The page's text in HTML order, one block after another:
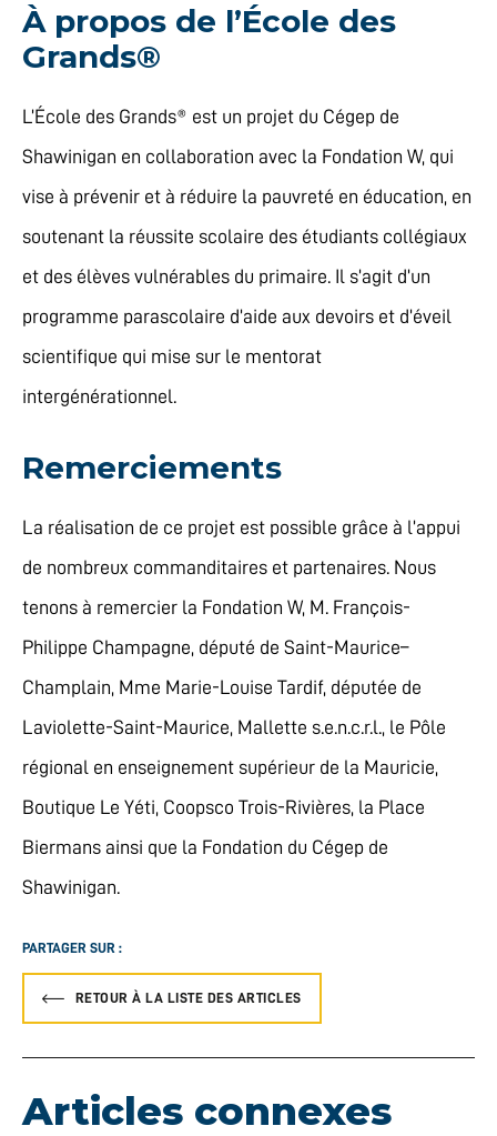
À propos de l’École des
Grands®
L’École des Grands® est un projet du Cégep de
Shawinigan en collaboration avec la Fondation W, qui
vise à prévenir et à réduire la pauvreté en éducation, en
soutenant la réussite scolaire des étudiants collégiaux
et des élèves vulnérables du primaire. Il s’agit d’un
programme parascolaire d’aide aux devoirs et d’éveil
scientifique qui mise sur le mentorat
intergénérationnel.
Remerciements
La réalisation de ce projet est possible grâce à l’appui
de nombreux commanditaires et partenaires. Nous
tenons à remercier la Fondation W, M. François-
Philippe Champagne, député de Saint-Maurice–
Champlain, Mme Marie-Louise Tardif, députée de
Laviolette-Saint-Maurice, Mallette s.e.n.c.r.l., le Pôle
régional en enseignement supérieur de la Mauricie,
Boutique Le Yéti, Coopsco Trois-Rivières, la Place
Biermans ainsi que la Fondation du Cégep de
Shawinigan.
PARTAGER SUR :
RETOUR À LA LISTE DES ARTICLES
Articles connexes